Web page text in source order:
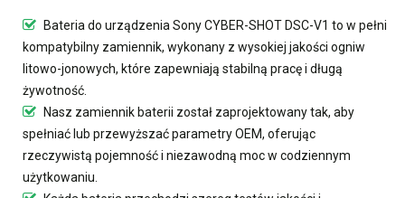
Bateria do urządzenia Sony CYBER-SHOT DSC-V1 to w pełni
kompatybilny zamiennik, wykonany z wysokiej jakości ogniw
litowo-jonowych, które zapewniają stabilną pracę i długą
żywotność.
Nasz zamiennik baterii został zaprojektowany tak, aby
spełniać lub przewyższać parametry OEM, oferując
rzeczywistą pojemność i niezawodną moc w codziennym
użytkowaniu.